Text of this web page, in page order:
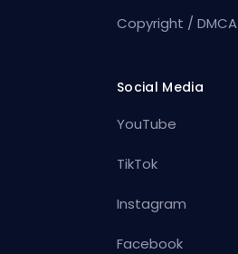
Copyright / DMCA
Social Media
YouTube
TikTok
Instagram
Facebook